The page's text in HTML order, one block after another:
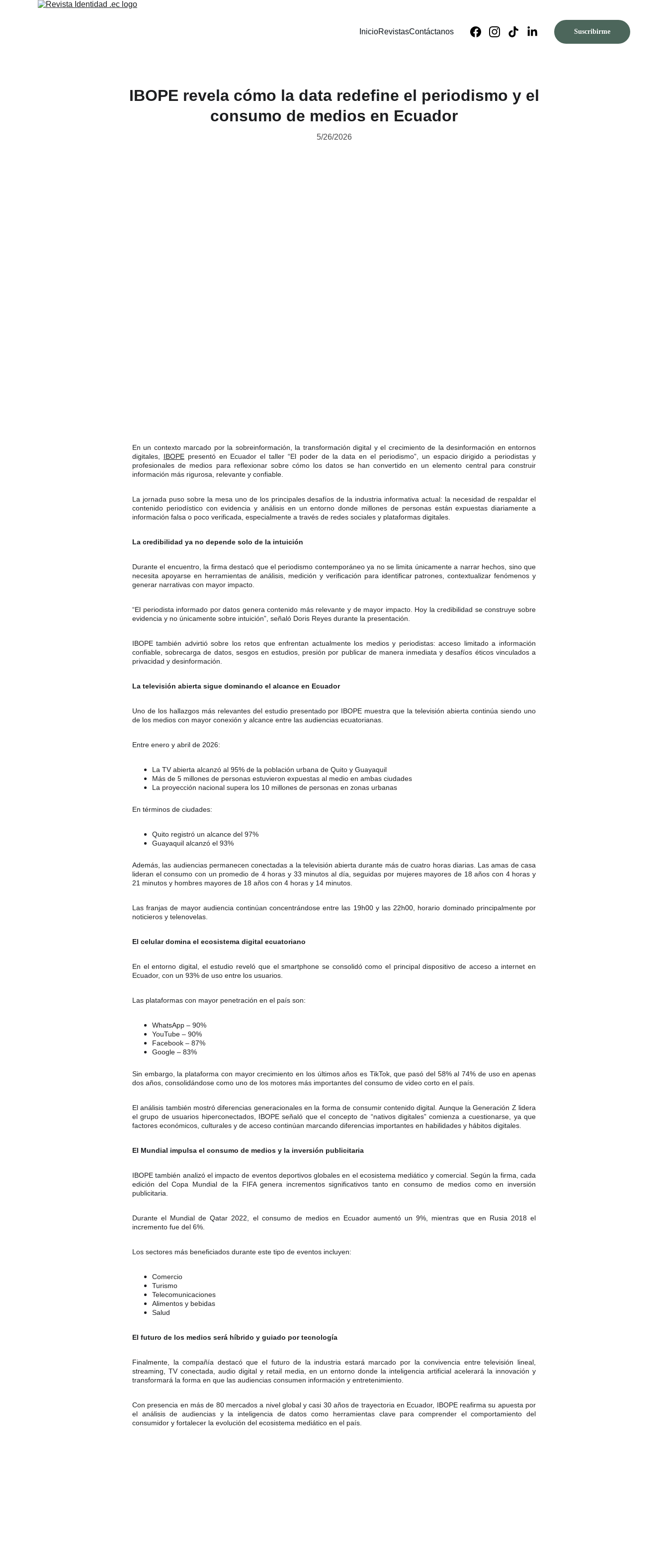
InicioRevistasContáctanos Suscribirme
IBOPE revela cómo la data redefine el periodismo y el
consumo de medios en Ecuador
5/26/2026
En un contexto marcado por la sobreinformación, la transformación digital y el crecimiento de la desinformación en entornos
digitales, IBOPEpresentó en Ecuador el taller “El poder de la data en el periodismo”, un espacio dirigido a periodistas y
profesionales de medios para reflexionar sobre cómo los datos se han convertido en un elemento central para construir
información más rigurosa, relevante y confiable.
La jornada puso sobre la mesa uno de los principales desafíos de la industria informativa actual: la necesidad de respaldar el
contenido periodístico con evidencia y análisis en un entorno donde millones de personas están expuestas diariamente a
información falsa o poco verificada, especialmente a través de redes sociales y plataformas digitales.
La credibilidad ya no depende solo de la intuición
Durante el encuentro, la firma destacó que el periodismo contemporáneo ya no se limita únicamente a narrar hechos, sino que
necesita apoyarse en herramientas de análisis, medición y verificación para identificar patrones, contextualizar fenómenos y
generar narrativas con mayor impacto.
“El periodista informado por datos genera contenido más relevante y de mayor impacto. Hoy la credibilidad se construye sobre
evidencia y no únicamente sobre intuición”, señaló Doris Reyes durante la presentación.
IBOPE también advirtió sobre los retos que enfrentan actualmente los medios y periodistas: acceso limitado a información
confiable, sobrecarga de datos, sesgos en estudios, presión por publicar de manera inmediata y desafíos éticos vinculados a
privacidad y desinformación.
La televisión abierta sigue dominando el alcance en Ecuador
Uno de los hallazgos más relevantes del estudio presentado por IBOPE muestra que la televisión abierta continúa siendo uno
de los medios con mayor conexión y alcance entre las audiencias ecuatorianas.
Entre enero y abril de 2026:
La TV abierta alcanzó al 95% de la población urbana de Quito y Guayaquil
Más de 5 millones de personas estuvieron expuestas al medio en ambas ciudades
La proyección nacional supera los 10 millones de personas en zonas urbanas
En términos de ciudades:
Quito registró un alcance del 97%
Guayaquil alcanzó el 93%
Además, las audiencias permanecen conectadas a la televisión abierta durante más de cuatro horas diarias. Las amas de casa
lideran el consumo con un promedio de 4 horas y 33 minutos al día, seguidas por mujeres mayores de 18 años con 4 horas y
21 minutos y hombres mayores de 18 años con 4 horas y 14 minutos.
Las franjas de mayor audiencia continúan concentrándose entre las 19h00 y las 22h00, horario dominado principalmente por
noticieros y telenovelas.
El celular domina el ecosistema digital ecuatoriano
En el entorno digital, el estudio reveló que el smartphone se consolidó como el principal dispositivo de acceso a internet en
Ecuador, con un 93% de uso entre los usuarios.
Las plataformas con mayor penetración en el país son:
WhatsApp – 90%
YouTube – 90%
Facebook – 87%
Google – 83%
Sin embargo, la plataforma con mayor crecimiento en los últimos años es TikTok, que pasó del 58% al 74% de uso en apenas
dos años, consolidándose como uno de los motores más importantes del consumo de video corto en el país.
El análisis también mostró diferencias generacionales en la forma de consumir contenido digital. Aunque la Generación Z lidera
el grupo de usuarios hiperconectados, IBOPE señaló que el concepto de “nativos digitales” comienza a cuestionarse, ya que
factores económicos, culturales y de acceso continúan marcando diferencias importantes en habilidades y hábitos digitales.
El Mundial impulsa el consumo de medios y la inversión publicitaria
IBOPE también analizó el impacto de eventos deportivos globales en el ecosistema mediático y comercial. Según la firma, cada
edición del Copa Mundial de la FIFA genera incrementos significativos tanto en consumo de medios como en inversión
publicitaria.
Durante el Mundial de Qatar 2022, el consumo de medios en Ecuador aumentó un 9%, mientras que en Rusia 2018 el
incremento fue del 6%.
Los sectores más beneficiados durante este tipo de eventos incluyen:
Comercio
Turismo
Telecomunicaciones
Alimentos y bebidas
Salud
El futuro de los medios será híbrido y guiado por tecnología
Finalmente, la compañía destacó que el futuro de la industria estará marcado por la convivencia entre televisión lineal,
streaming, TV conectada, audio digital y retail media, en un entorno donde la inteligencia artificial acelerará la innovación y
transformará la forma en que las audiencias consumen información y entretenimiento.
Con presencia en más de 80 mercados a nivel global y casi 30 años de trayectoria en Ecuador, IBOPE reafirma su apuesta por
el análisis de audiencias y la inteligencia de datos como herramientas clave para comprender el comportamiento del
consumidor y fortalecer la evolución del ecosistema mediático en el país.